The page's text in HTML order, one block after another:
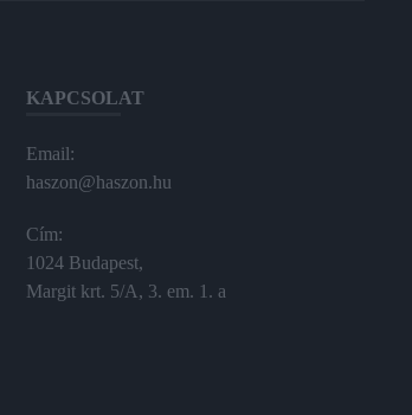
KAPCSOLAT
Email:
haszon@haszon.hu
Cím:
1024 Budapest,
Margit krt. 5/A, 3. em. 1. a